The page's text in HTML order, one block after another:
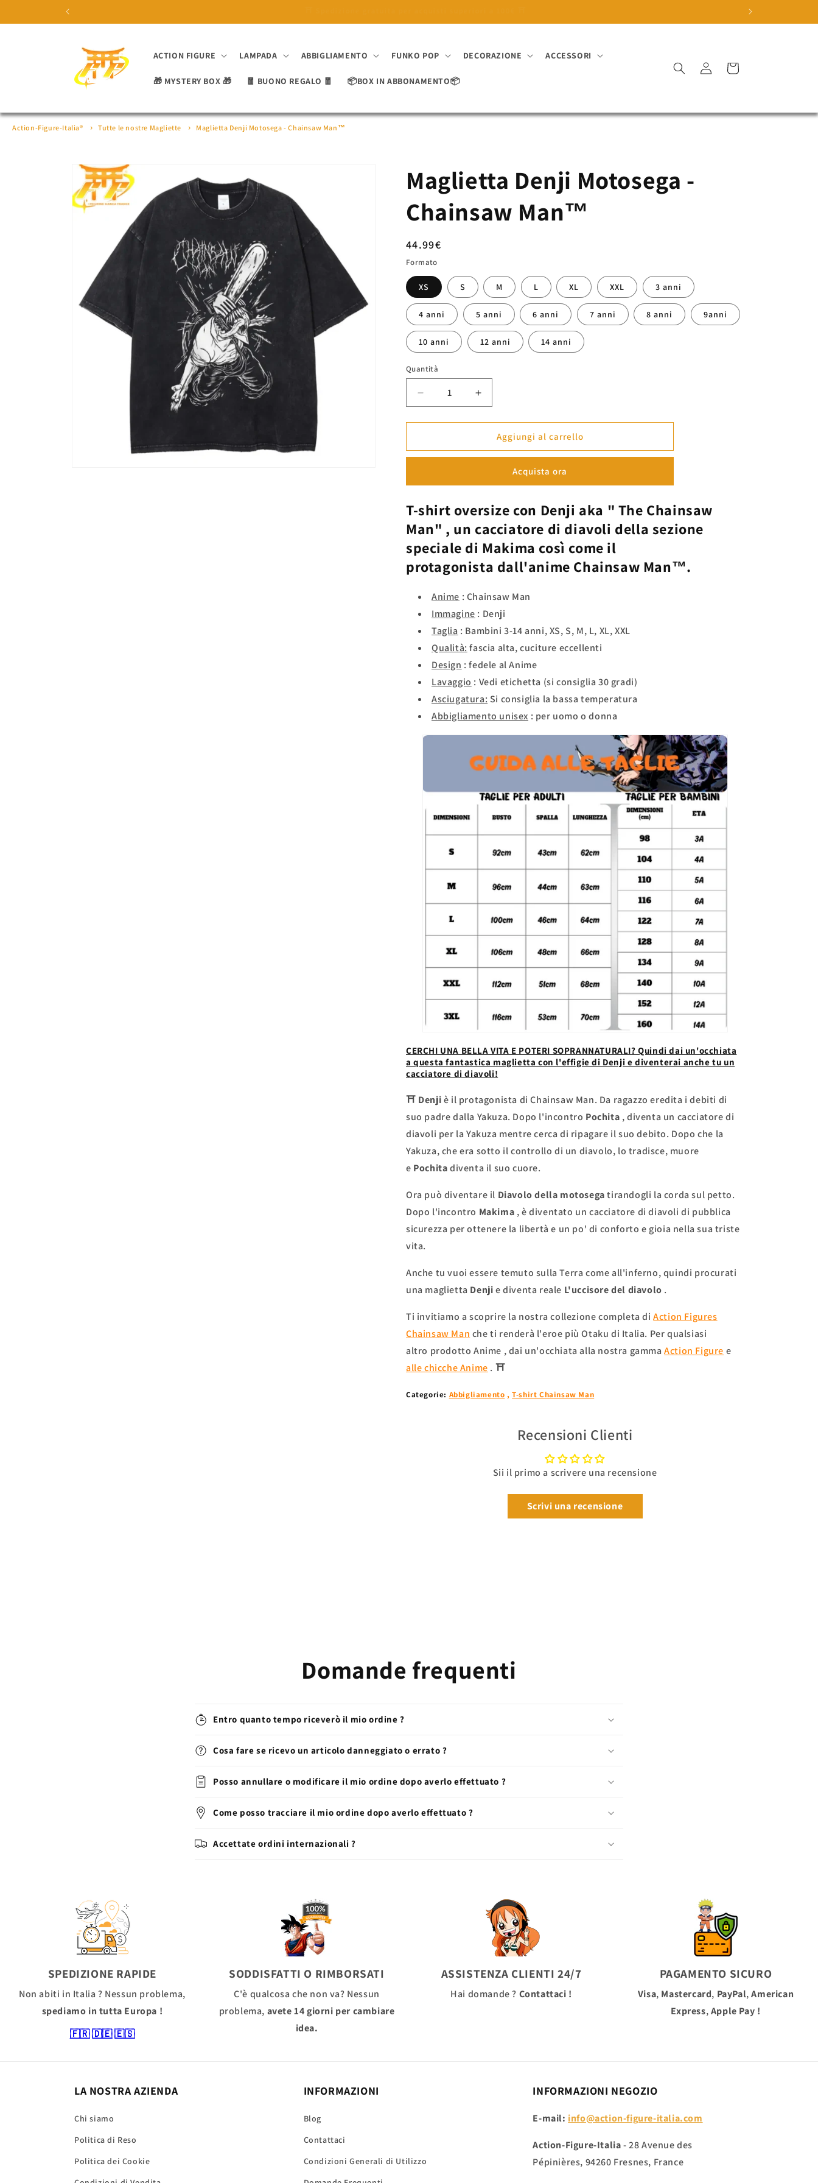
direttamente
ai contenuti
ACTION FIGURE LAMPADA ABBIGLIAMENTO FUNKO POP DECORAZIONE ACCESSORI
🎁 MYSTERY BOX 🎁 🧧 BUONO REGALO 🧧 📦BOX IN ABBONAMENTO📦
Accedi Carrello
Action-Figure-Italia® Tutte le nostre Magliette Maglietta Denji Motosega - Chainsaw Man™
Passa alle
informazioni
sul prodotto
Maglietta Denji Motosega -
Chainsaw Man™
Prezzo
di
listino
44.99€
Formato
XS S M L XL XXL 3 anni
4 anni 5 anni 6 anni 7 anni 8 anni 9anni
10 anni 12 anni 14 anni
Quantità
Diminuisci
quantità
per
Denji
Chainsaw
Aumenta
quantità
per
Maglietta
Denji
Chainsaw
Aggiungi al carrello
Acquista ora
T-shirt oversize con Denji aka " The Chainsaw
Man" , un cacciatore di diavoli della sezione
speciale di Makima così come il
protagonista dall'anime Chainsaw Man™.
Anime : Chainsaw Man
Immagine : Denji
Taglia : Bambini 3-14 anni, XS, S, M, L, XL, XXL
Qualità: fascia alta, cuciture eccellenti
Design : fedele al Anime
Lavaggio : Vedi etichetta (si consiglia 30 gradi)
Asciugatura: Si consiglia la bassa temperatura
Abbigliamento unisex : per uomo o donna
CERCHI UNA BELLA VITA E POTERI SOPRANNATURALI? Quindi dai un'occhiata
a questa fantastica maglietta con l'effigie di Denji e diventerai anche tu un
cacciatore di diavoli!
⛩ Denjiè il protagonista di Chainsaw Man. Da ragazzo eredita i debiti di
suo padre dalla Yakuza. Dopo l'incontro Pochita , diventa un cacciatore di
diavoli per la Yakuza mentre cerca di ripagare il suo debito. Dopo che la
Yakuza, che era sotto il controllo di un diavolo, lo tradisce, muore
e Pochitadiventa il suo cuore.
Ora può diventare il Diavolo della motosega tirandogli la corda sul petto.
Dopo l'incontro Makima , è diventato un cacciatore di diavoli di pubblica
sicurezza per ottenere la libertà e un po' di conforto e gioia nella sua triste
vita.
Anche tu vuoi essere temuto sulla Terra come all'inferno, quindi procurati
una maglietta Denjie diventa reale L'uccisore del diavolo .
Ti invitiamo a scoprire la nostra collezione completa diAction Figures
Chainsaw Man che ti renderà l'eroe più Otaku di Italia. Per qualsiasi
altro prodotto Anime , dai un'occhiata alla nostra gammaAction Figure e
alle chicche Anime . ⛩
Categorie: Abbigliamento , T-shirt Chainsaw Man
Recensioni Clienti
Sii il primo a scrivere una recensione
Scrivi una recensione
Domande frequenti
Entro quanto tempo riceverò il mio ordine ?
Cosa fare se ricevo un articolo danneggiato o errato ?
Posso annullare o modificare il mio ordine dopo averlo effettuato ?
Come posso tracciare il mio ordine dopo averlo effettuato ?
Accettate ordini internazionali ?
SPEDIZIONE RAPIDE
Non abiti in Italia ? Nessun problema,
spediamo in tutta Europa !
🇫🇷🇩🇪🇪🇸
SODDISFATTI O RIMBORSATI
C'è qualcosa che non va? Nessun
problema, avete 14 giorni per cambiare
idea.
ASSISTENZA CLIENTI 24/7
Hai domande ? Contattaci !
PAGAMENTO SICURO
Visa, Mastercard, PayPal,American
Express,Apple Pay !
LA NOSTRA AZIENDA
Chi siamo
Politica di Reso
Politica dei Cookie
INFORMAZIONI
Blog
Contattaci
Condizioni Generali di Utilizzo
INFORMAZIONI NEGOZIO
E-mail: info@action-figure-italia.com
Action-Figure-Italia- 28 Avenue des
Pépinières, 94260 Fresnes, France